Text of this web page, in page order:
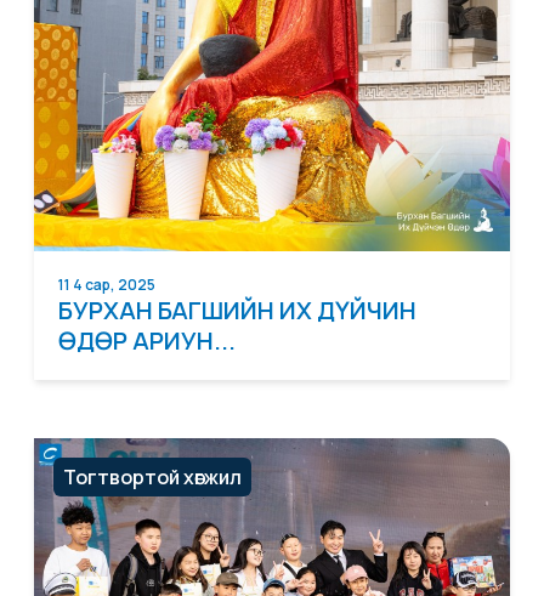
11 4 сар, 2025
БУРХАН БАГШИЙН ИХ ДҮЙЧИН
ӨДӨР АРИУН...
Тогтвортой хөгжил